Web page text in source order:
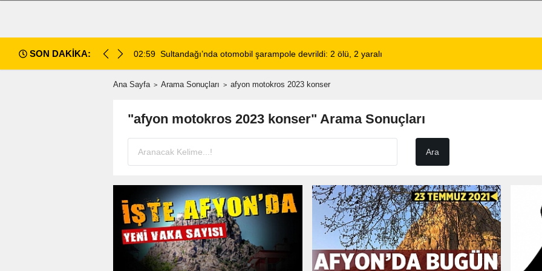
SON DAKİKA:
2 ölü, 2 yaralı 02:13 Afyonkarahisar'da Araç Sahiplerinin Tercihi: Halil Engin Oto Yıkama Şarkıcı
Ana Sayfa Arama Sonuçları afyon motokros 2023 konser
"afyon motokros 2023 konser" Arama Sonuçları